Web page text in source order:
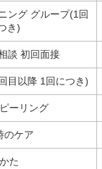
ング グループ(1回
き)
談 初回面接
目以降 1回につき)
ーリング
のケア
た